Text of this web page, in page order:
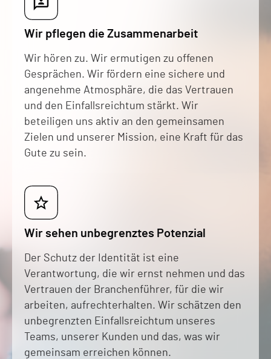
Wir pflegen die Zusammenarbeit
Wir hören zu. Wir ermutigen zu offenen
Gesprächen. Wir fördern eine sichere und
angenehme Atmosphäre, die das Vertrauen
und den Einfallsreichtum stärkt. Wir
beteiligen uns aktiv an den gemeinsamen
Zielen und unserer Mission, eine Kraft für das
Gute zu sein.
Wir sehen unbegrenztes Potenzial
Der Schutz der Identität ist eine
Verantwortung, die wir ernst nehmen und das
Vertrauen der Branchenführer, für die wir
arbeiten, aufrechterhalten. Wir schätzen den
unbegrenzten Einfallsreichtum unseres
Teams, unserer Kunden und das, was wir
gemeinsam erreichen können.